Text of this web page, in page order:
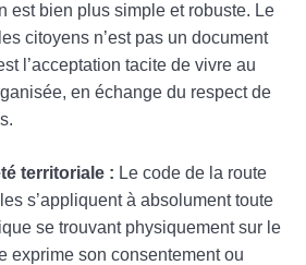
est bien plus simple et robuste. Le
citoyens n’est pas un document
l’acceptation tacite de vivre au
en échange du respect de
territoriale : Le code de la route
s’appliquent à absolument toute
se trouvant physiquement sur le
exprime son consentement ou